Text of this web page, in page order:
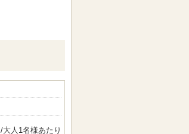
/大人1名様あたり